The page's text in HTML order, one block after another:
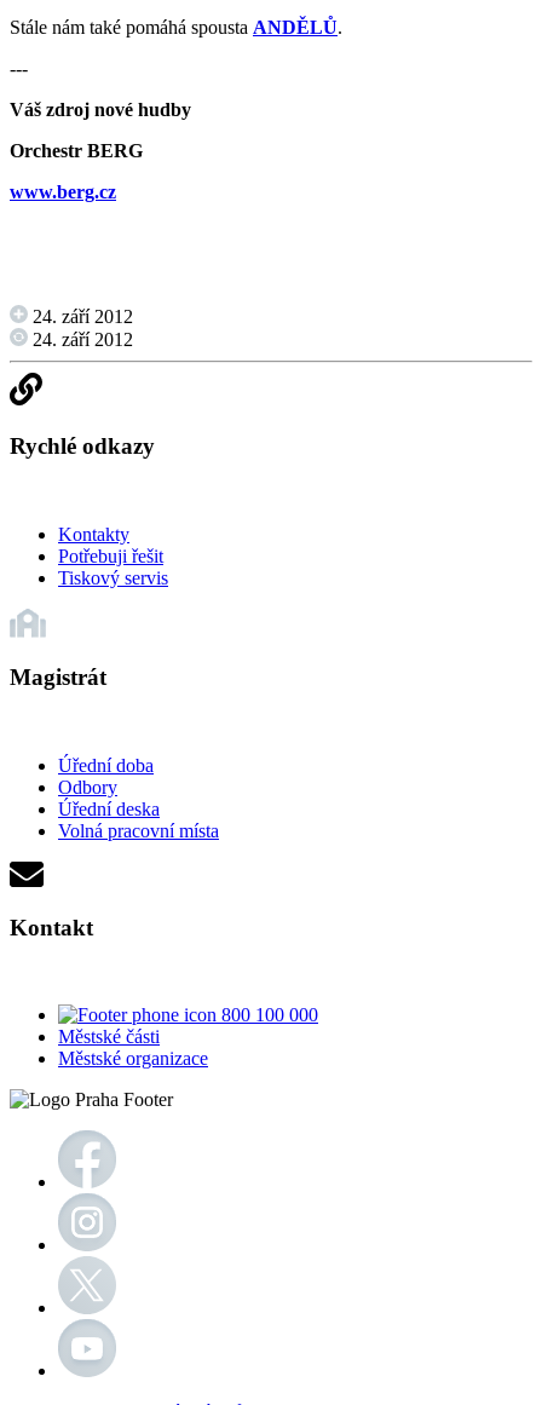
Stále nám také pomáhá spousta ANDĚLŮ.
---
Váš zdroj nové hudby
Orchestr BERG
www.berg.cz
24. září 2012
24. září 2012
Rychlé odkazy
Kontakty
Potřebuji řešit
Tiskový servis
Magistrát
Úřední doba
Odbory
Úřední deska
Volná pracovní místa
Kontakt
800 100 000
Městské části
Městské organizace